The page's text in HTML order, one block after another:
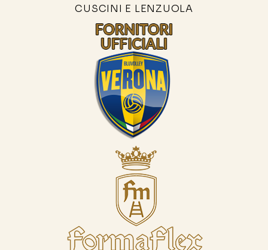
CUSCINI E LENZUOLA